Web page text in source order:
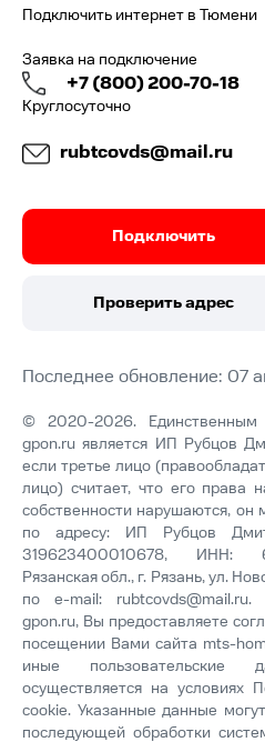
Подключить интернет в Тюмени
Заявка на подключение
+7 (800) 200-70-18
Круглосуточно
rubtcovds@mail.ru
Подключить
Проверить адрес
Последнее обновление: 07
© 2020-2026. Единственным
gpon.ru является ИП Рубцов
если третье лицо
лицо) считает, что его права
собственности нарушаются,
по адресу: ИП Рубцов
319623400010678, ИНН:
Рязанская обл., г. Рязань, ул.
по e-mail: rubtcovds@mail.ru.
gpon.ru, Вы предоставляете
посещении Вами сайта mts-
иные пользовательские
осуществляется на условиях
cookie. Указанные данные
последующей обработки